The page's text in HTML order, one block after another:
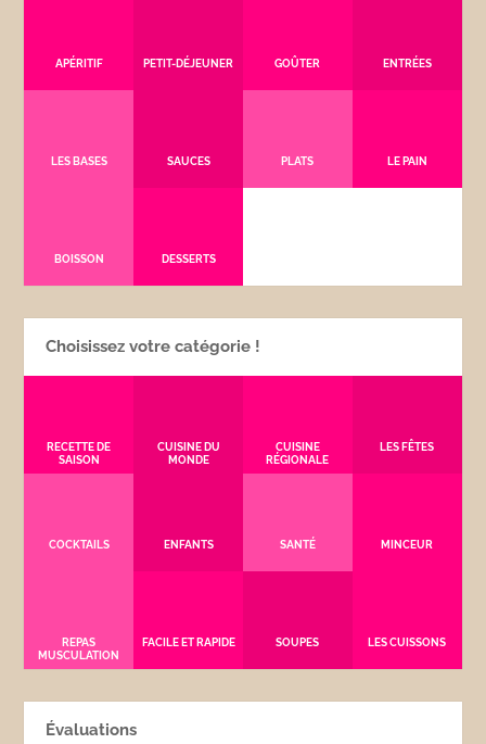
APÉRITIF PETIT-DÉJEUNER GOÛTER ENTRÉES
LES BASES SAUCES PLATS LE PAIN
BOISSON DESSERTS
Choisissez votre catégorie !
RECETTE DE
SAISON
CUISINE DU
MONDE
CUISINE
RÉGIONALE
LES FÊTES
COCKTAILS ENFANTS SANTÉ MINCEUR
REPAS
MUSCULATION
FACILE ET RAPIDE SOUPES LES CUISSONS
Évaluations